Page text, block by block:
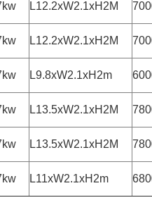
L12.2xW2.1xH2M
L12.2xW2.1xH2M
L9.8xW2.1xH2m
L13.5xW2.1xH2M
L13.5xW2.1xH2M
L11xW2.1xH2m